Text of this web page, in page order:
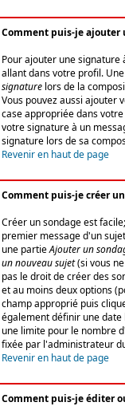
Comment puis-je ajouter
Pour ajouter une signature
allant dans votre profil.
signature lors de la
Vous pouvez aussi ajouter
case appropriée dans
votre signature à un
signature lors de sa
Revenir en haut de page
Comment puis-je créer
Créer un sondage est
premier message d'un
une partieAjouter un
un nouveau sujet(si vous
pas le droit de créer des
et au moins deux options
champ approprié puis
également définir une date
une limite pour le nombre
fixée par l'administrateur
Revenir en haut de page
Comment puis-je éditer